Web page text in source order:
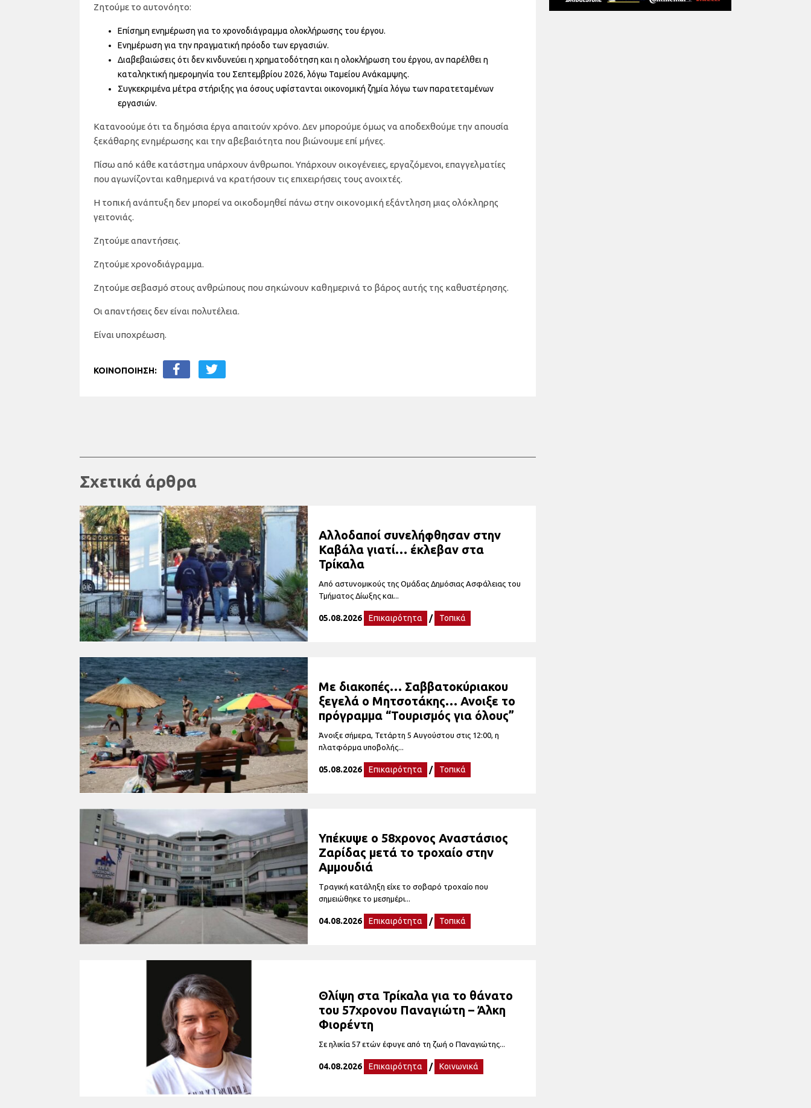
Ζητούμε το αυτονόητο:
Επίσημη ενημέρωση για το χρονοδιάγραμμα ολοκλήρωσης του έργου.
Ενημέρωση για την πραγματική πρόοδο των εργασιών.
Διαβεβαιώσεις ότι δεν κινδυνεύει η χρηματοδότηση και η ολοκλήρωση του έργου, αν παρέλθει η
καταληκτική ημερομηνία του Σεπτεμβρίου 2026, λόγω Ταμείου Ανάκαμψης.
Συγκεκριμένα μέτρα στήριξης για όσους υφίστανται οικονομική ζημία λόγω των παρατεταμένων
εργασιών.
Κατανοούμε ότι τα δημόσια έργα απαιτούν χρόνο. Δεν μπορούμε όμως να αποδεχθούμε την απουσία
ξεκάθαρης ενημέρωσης και την αβεβαιότητα που βιώνουμε επί μήνες.
Πίσω από κάθε κατάστημα υπάρχουν άνθρωποι. Υπάρχουν οικογένειες, εργαζόμενοι, επαγγελματίες
που αγωνίζονται καθημερινά να κρατήσουν τις επιχειρήσεις τους ανοιχτές.
Η τοπική ανάπτυξη δεν μπορεί να οικοδομηθεί πάνω στην οικονομική εξάντληση μιας ολόκληρης
γειτονιάς.
Ζητούμε απαντήσεις.
Ζητούμε χρονοδιάγραμμα.
Ζητούμε σεβασμό στους ανθρώπους που σηκώνουν καθημερινά το βάρος αυτής της καθυστέρησης.
Οι απαντήσεις δεν είναι πολυτέλεια.
Είναι υποχρέωση.
ΚΟΙΝΟΠΟΙΗΣΗ:
Σχετικά άρθρα
Αλλοδαποί συνελήφθησαν στην
Καβάλα γιατί… έκλεβαν στα
Τρίκαλα
Από αστυνομικούς της Ομάδας Δημόσιας Ασφάλειας του
Τμήματος Δίωξης και...
05.08.2026 Επικαιρότητα / Τοπικά
Με διακοπές… Σαββατοκύριακου
ξεγελά ο Μητσοτάκης… Ανοιξε το
πρόγραμμα “Τουρισμός για όλους”
Άνοιξε σήμερα, Τετάρτη 5 Αυγούστου στις 12:00, η
πλατφόρμα υποβολής...
05.08.2026 Επικαιρότητα / Τοπικά
Υπέκυψε ο 58χρονος Αναστάσιος
Ζαρίδας μετά το τροχαίο στην
Αμμουδιά
Tραγική κατάληξη είχε το σοβαρό τροχαίο που
σημειώθηκε το μεσημέρι...
04.08.2026 Επικαιρότητα / Τοπικά
Θλίψη στα Τρίκαλα για το θάνατο
του 57χρονου Παναγιώτη – Άλκη
Φιορέντη
Σε ηλικία 57 ετών έφυγε από τη ζωή ο Παναγιώτης...
04.08.2026 Επικαιρότητα / Κοινωνικά